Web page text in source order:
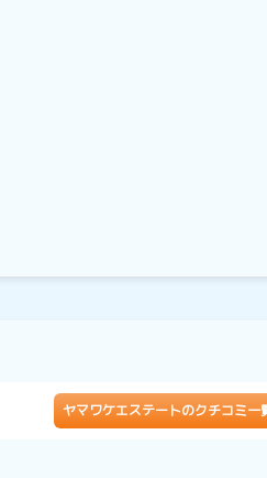
ヤマワケエステートのクチコミ一